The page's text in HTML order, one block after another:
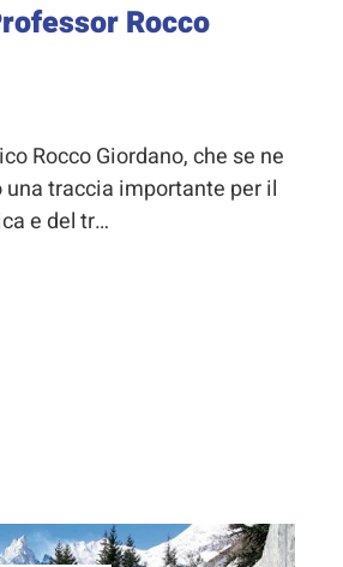
Rocco
Rocco Giordano, che se ne
traccia importante per il
e del tr…